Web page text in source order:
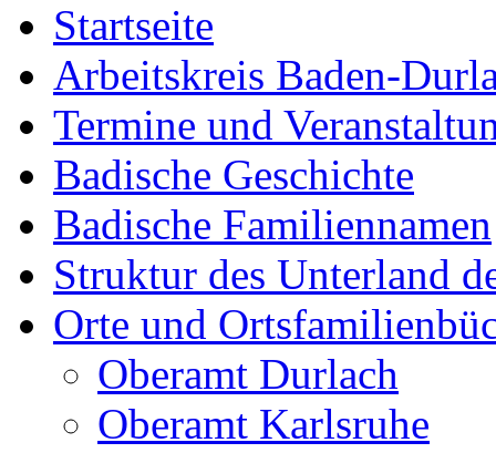
Startseite
Arbeitskreis Baden-
Termine und
Badische Geschichte
Badische Familiennamen
Struktur des Unterland
Orte und
Oberamt Durlach
Oberamt Karlsruhe